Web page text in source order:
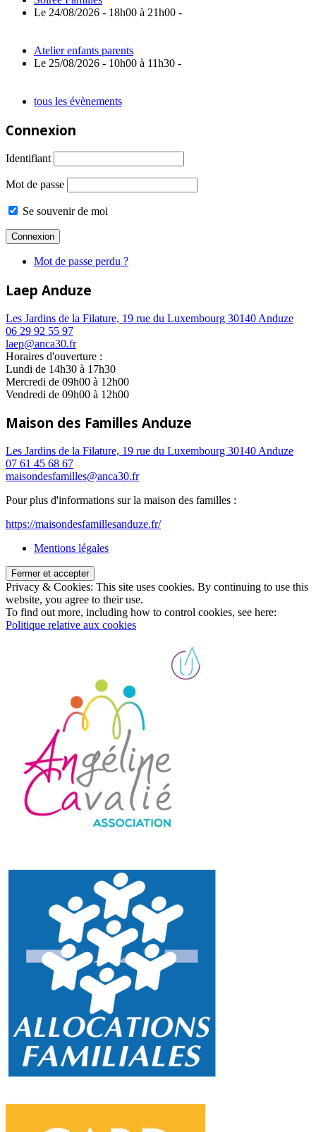
Le 24/08/2026 - 18h00 à 21h00 -
Atelier enfants parents
Le 25/08/2026 - 10h00 à 11h30 -
tous les évènements
Connexion
Identifiant
Mot de passe
Se souvenir de moi
Mot de passe perdu ?
Laep Anduze
Les Jardins de la Filature, 19 rue du Luxembourg 30140 Anduze
06 29 92 55 97
laep@anca30.fr
Horaires d'ouverture :
Lundi de 14h30 à 17h30
Mercredi de 09h00 à 12h00
Vendredi de 09h00 à 12h00
Maison des Familles Anduze
Les Jardins de la Filature, 19 rue du Luxembourg 30140 Anduze
07 61 45 68 67
maisondesfamilles@anca30.fr
Pour plus d'informations sur la maison des familles :
https://maisondesfamillesanduze.fr/
Mentions légales
Privacy & Cookies: This site uses cookies. By continuing to use this
website, you agree to their use.
To find out more, including how to control cookies, see here:
Politique relative aux cookies